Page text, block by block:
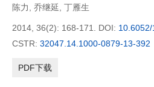
陈力 乔继延 丁雁生
2014, 36(2): 168-171. DOI:
CSTR: 32047.14.1000-0879-13-392
PDF下载